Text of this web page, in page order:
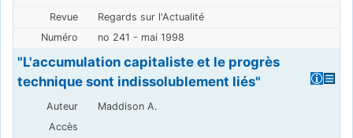
Regards sur l'Actualité
no 241 - mai 1998
"L'accumulation capitaliste et le progrès
technique sont indissolublement liés"
Maddison A.